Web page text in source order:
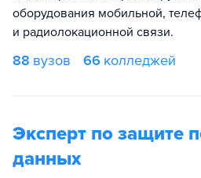
оборудования мобильной,
и радиолокационной связи.
88 вузов 66 колледжей
Эксперт по защите
данных